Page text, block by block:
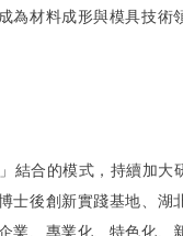
為材料成形與模具技術
合的模式，持續加大
士後創新實踐基地、湖
業、專業化、特色化、